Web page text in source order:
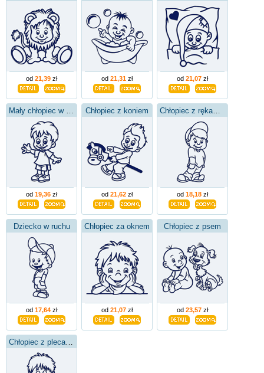
od 21,39 zł od 21,31 zł od 21,07 zł
od 19,36 zł
Chłopiec z koniem
od 21,62 zł od 18,18 zł
Dziecko w ruchu
od 17,64 zł
Chłopiec za oknem
od 21,07 zł
Chłopiec z psem
od 23,57 zł